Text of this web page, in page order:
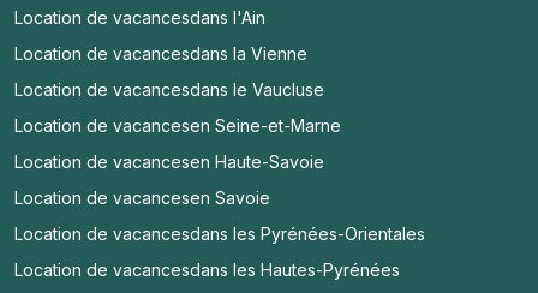
Location de vacancesdans l'Ain
Location de vacancesdans la Vienne
Location de vacancesdans le Vaucluse
Location de vacancesen Seine-et-Marne
Location de vacancesen Haute-Savoie
Location de vacancesen Savoie
Location de vacancesdans les Pyrénées-Orientales
Location de vacancesdans les Hautes-Pyrénées